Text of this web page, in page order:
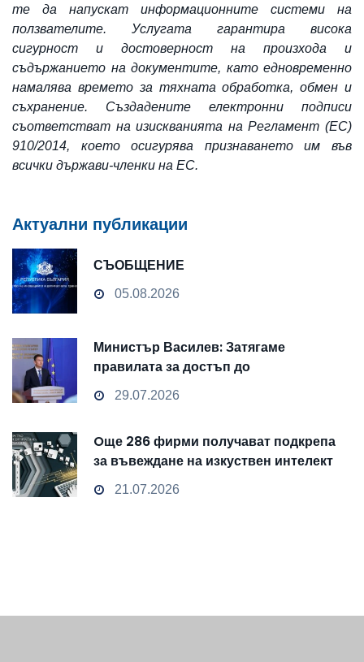
те да напускат информационните системи на
ползвателите. Услугата гарантира висока
сигурност и достоверност на произхода и
съдържанието на документите, като едновременно
намалява времето за тяхната обработка, обмен и
съхранение. Създадените електронни подписи
съответстват на изискванията на Регламент (ЕС)
910/2014, което осигурява признаването им във
всички държави-членки на ЕС.
Актуални публикации
СЪОБЩЕНИЕ
05.08.2026
Министър Василев: Затягаме
правилата за достъп до
чувствителни данни
29.07.2026
Oще 286 фирми получават подкрепа
за въвеждане на изкуствен интелект
и облачни технологии
21.07.2026